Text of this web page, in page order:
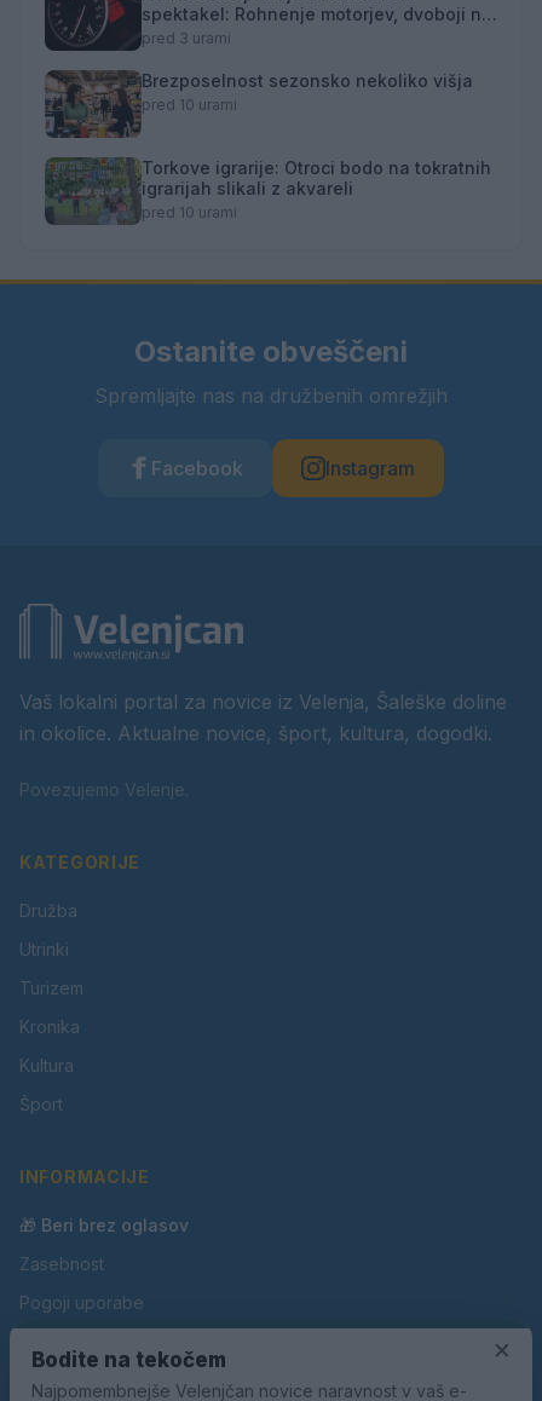
spektakel: Rohnenje motorjev, dvoboji na
progah in atraktivni Car Meet
pred 3 urami
Brezposelnost sezonsko nekoliko višja
pred 10 urami
Torkove igrarije: Otroci bodo na tokratnih
igrarijah slikali z akvareli
pred 10 urami
Ostanite obveščeni
Spremljajte nas na družbenih omrežjih
Facebook Instagram
Vaš lokalni portal za novice iz Velenja, Šaleške doline
in okolice. Aktualne novice, šport, kultura, dogodki.
Povezujemo Velenje.
KATEGORIJE
Družba
Utrinki
Turizem
Kronika
Kultura
Šport
INFORMACIJE
🎁 Beri brez oglasov
Zasebnost
Pogoji uporabe
Oglaševanje
×
Bodite na tekočem
Najpomembnejše Velenjčan novice naravnost v vaš e-